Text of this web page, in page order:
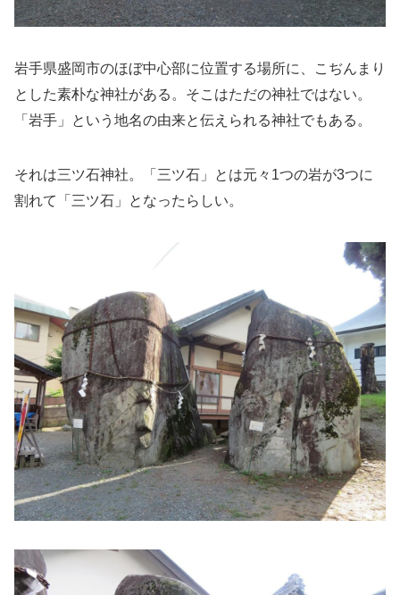
岩手県盛岡市のほぼ中心部に位置する場所に、こぢんまり
とした素朴な神社がある。そこはただの神社ではない。
「岩手」という地名の由来と伝えられる神社でもある。
それは三ツ石神社。「三ツ石」とは元々1つの岩が3つに
割れて「三ツ石」となったらしい。